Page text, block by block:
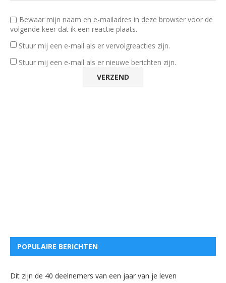
Bewaar mijn naam en e-mailadres in deze browser voor de
volgende keer dat ik een reactie plaats.
Stuur mij een e-mail als er vervolgreacties zijn.
Stuur mij een e-mail als er nieuwe berichten zijn.
POPULAIRE BERICHTEN
Dit zijn de 40 deelnemers van een jaar van je leven